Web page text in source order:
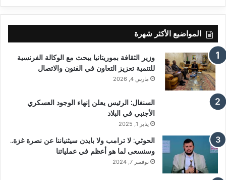
المواضيع الأكثر شهرة
وزير الثقافة بموريتانيا يبحث مع الوكالة الفرنسية
للتنمية تعزيز التعاون في الفنون والاتصال
مارس 4, 2026
السنغال: الرئيس يعلن إنهاء الوجود العسكري
الأجنبي في البلاد
يناير 1, 2025
الحوثي: لا ترامب ولا بايدن سيثنياننا عن نصرة غزة..
وسنسعى لما هو أعظم في عملياتنا
نوفمبر 7, 2024